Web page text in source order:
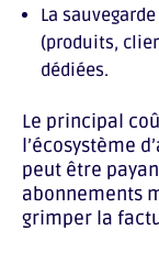
La
(produits,
dédiées.
Le principal
l’écosystème
peut être
abonnements
grimper la